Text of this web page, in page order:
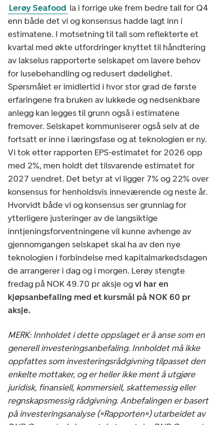
Lerøy Seafood la i forrige uke frem bedre tall for Q4
enn både det vi og konsensus hadde lagt inn i
estimatene. I motsetning til tall som reflekterte et
kvartal med økte utfordringer knyttet til håndtering
av lakselus rapporterte selskapet om lavere behov
for lusebehandling og redusert dødelighet.
Spørsmålet er imidlertid i hvor stor grad de første
erfaringene fra bruken av lukkede og nedsenkbare
anlegg kan legges til grunn også i estimatene
fremover. Selskapet kommuniserer også selv at de
fortsatt er inne i læringsfase og at teknologien er ny.
Vi tok etter rapporten EPS-estimatet for 2026 opp
med 2%, men holdt det tilsvarende estimatet for
2027 uendret. Det betyr at vi ligger 7% og 22% over
konsensus for henholdsvis inneværende og neste år.
Hvorvidt både vi og konsensus ser grunnlag for
ytterligere justeringer av de langsiktige
inntjeningsforventningene vil kunne avhenge av
gjennomgangen selskapet skal ha av den nye
teknologien i forbindelse med kapitalmarkedsdagen
de arrangerer i dag og i morgen. Lerøy stengte
fredag på NOK 49.70 pr aksje ogvi har en
kjøpsanbefaling med et kursmål på NOK 60 pr
aksje.
MERK: Innholdet i dette oppslaget er å anse som en
generell investeringsanbefaling. Innholdet må ikke
oppfattes som investeringsrådgivning tilpasset den
enkelte mottaker, og er heller ikke ment å utgjøre
juridisk, finansiell, kommersiell, skattemessig eller
regnskapsmessig rådgivning. Anbefalingen er basert
på investeringsanalyse («Rapporten») utarbeidet av